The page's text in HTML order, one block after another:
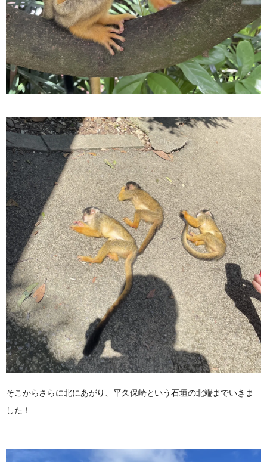
そこからさらに北にあがり、平久保崎という石垣の北端までいきま
した！